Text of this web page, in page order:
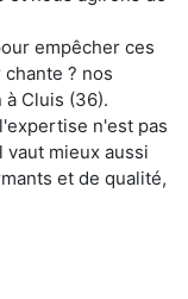
empêcher ces
? nos
Cluis (36).
n'est pas
mieux aussi
et de qualité,